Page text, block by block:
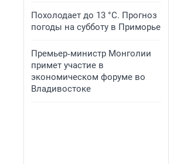
Похолодает до 13 °C. Прогноз
погоды на субботу в Приморье
Премьер‑министр Монголии
примет участие в
экономическом форуме во
Владивостоке